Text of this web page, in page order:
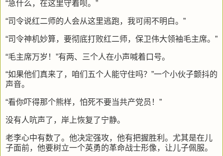
“急什么，在这里守着呗。”
“司令说红二师的人会从这里逃跑，我可闹不明白。”
“司令神机妙算，要彻底打败红二师，保卫伟大领袖毛主席。”
“毛主席万岁！”有两、三个人在小声喊着口号。
“如果他们真来了，咱们五个人能守住吗？”一个小伙子颤抖的
声音。
“看你吓得那个熊样，怕死不要当共产党员！”
没有人吭声了，岸上恢复了宁静。
老李心中有数了。他决定强攻，他有把握胜利。尤其是在儿
子面前，他要树立一个英勇的革命战士形像，让儿子佩服。